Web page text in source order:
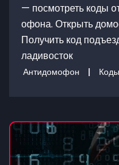
— посмотреть коды
офона. Открыть
Получить код
ладивосток
Антидомофон |